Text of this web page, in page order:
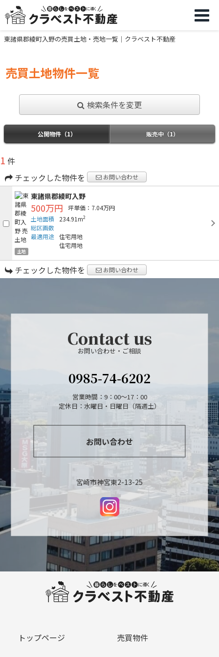
東諸県郡綾町入野の売買土地・売地一覧｜クラベスト不動産
売買土地物件一覧
検索条件を変更
公開物件（1） 販売中（1）
1 件
チェックした物件を
お問い合わせ
土地
東諸県郡綾町入野
500万円
坪単価：7.04万円
土地面積
234.91m2
総区画数
最適用途 住宅用地
住宅用地
チェックした物件を お問い合わせ
Contact us
お問い合わせ・ご相談
0985-74-6202
営業時間：9：00～17：00
定休日：水曜日・日曜日（隔週土）
お問い合わせ
宮崎市神宮東2-13-25
トップページ 売買物件